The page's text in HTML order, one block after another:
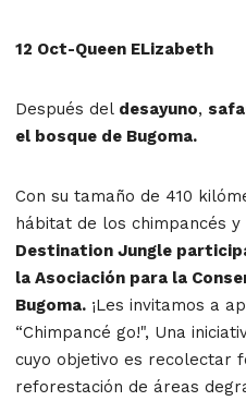
12 Oct-Queen ELizabeth
Después del desayuno,
el bosque de Bugoma.
Con su tamaño de 410
hábitat de los chimpancés y
Destination Jungle
la Asociación para la
Bugoma. ¡Les invitamos a
“Chimpancé go!", Una
cuyo objetivo es recolectar
reforestación de áreas